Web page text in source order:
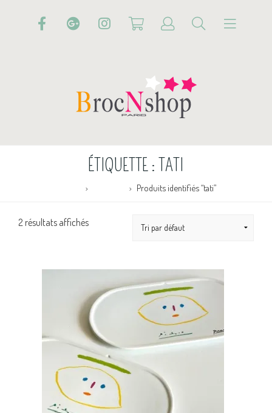
ÉTIQUETTE : TATI
Produits identifiés “tati”
2 résultats affichés